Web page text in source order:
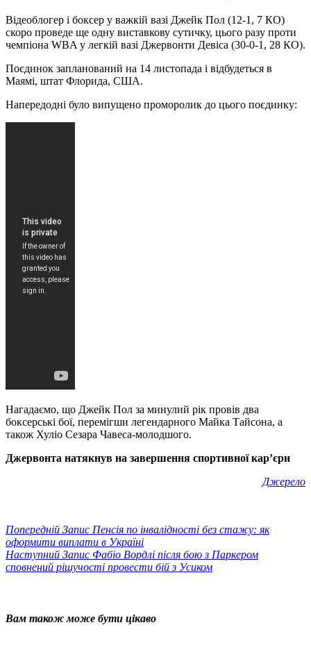
Відеоблогер і боксер у важкій вазі Джейк Пол (12-1, 7 КО)
скоро проведе ще одну виставкову сутичку, цього разу проти
чемпіона WBA у легкій вазі Джервонти Девіса (30-0-1, 28 КО).
Поєдинок запланований на 14 листопада і відбудеться в
Маямі, штат Флорида, США.
Напередодні було випущено проморолик до цього поєдинку:
Нагадаємо, що Джейк Пол за минулий рік провів два
боксерські бої, перемігши легендарного Майка Тайсона, а
також Хуліо Сезара Чавеса-молодшого.
Джервонта натякнув на завершення спортивної кар’єри
Джерело
Попередній Запис Пенсія по інвалідності без стажу: як
оформити виплати в Україні
Наступний Запис Фабіо Вордлі після бою з Паркером
сповнений рішучості провести бій з Усиком
Вам також може бути цікаво